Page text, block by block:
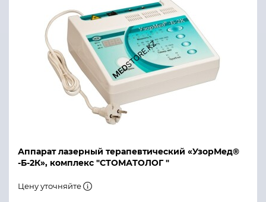
Аппарат лазерный терапевтический «УзорМед®
-Б-2К», комплекс "СТОМАТОЛОГ "
Цену уточняйте